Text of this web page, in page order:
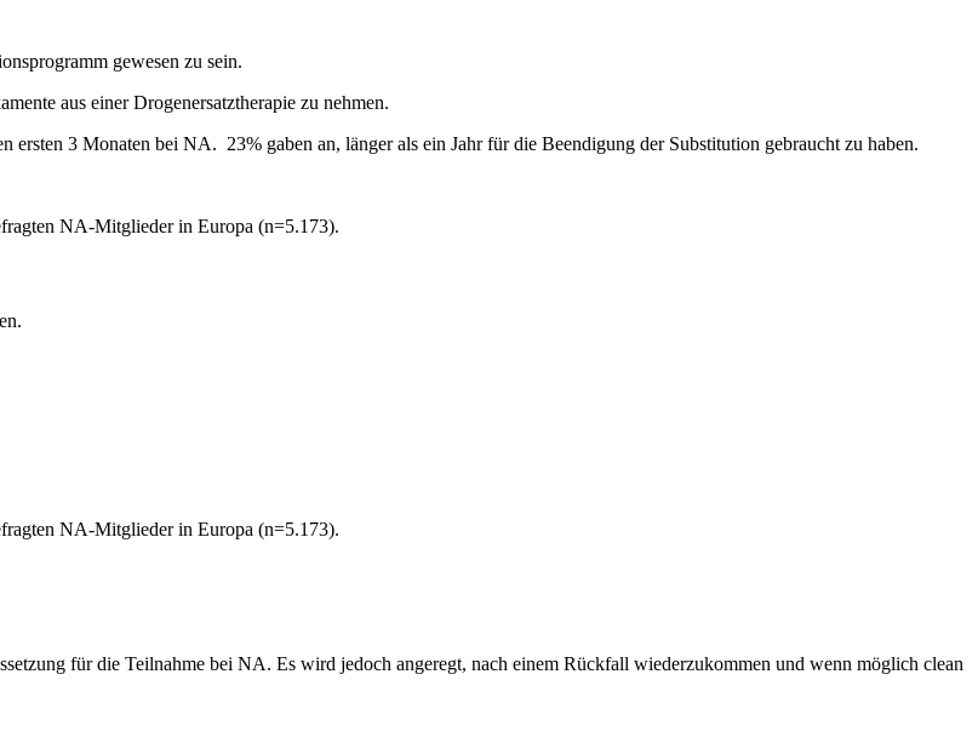
gewesen zu sein.
aus einer Drogenersatztherapie zu nehmen.
3 Monaten bei NA. 23% gaben an, länger als ein Jahr für die Beendigung der Substitution gebraucht zu haben.
NA-Mitglieder in Europa (n=5.173).
NA-Mitglieder in Europa (n=5.173).
für die Teilnahme bei NA. Es wird jedoch angeregt, nach einem Rückfall wiederzukommen und wenn möglich clean